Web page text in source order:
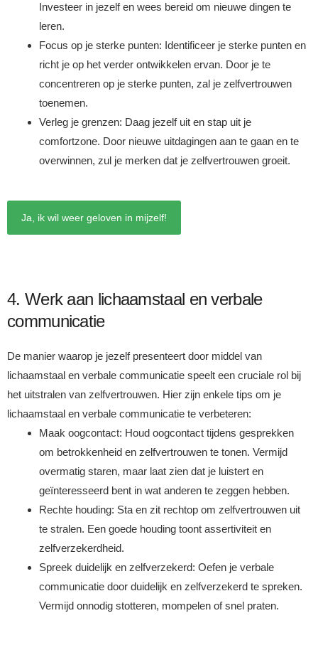
Investeer in jezelf en wees bereid om nieuwe dingen te
leren.
Focus op je sterke punten: Identificeer je sterke punten en
richt je op het verder ontwikkelen ervan. Door je te
concentreren op je sterke punten, zal je zelfvertrouwen
toenemen.
Verleg je grenzen: Daag jezelf uit en stap uit je
comfortzone. Door nieuwe uitdagingen aan te gaan en te
overwinnen, zul je merken dat je zelfvertrouwen groeit.
Ja, ik wil weer geloven in mijzelf!
4. Werk aan lichaamstaal en verbale
communicatie
De manier waarop je jezelf presenteert door middel van
lichaamstaal en verbale communicatie speelt een cruciale rol bij
het uitstralen van zelfvertrouwen. Hier zijn enkele tips om je
lichaamstaal en verbale communicatie te verbeteren:
Maak oogcontact: Houd oogcontact tijdens gesprekken
om betrokkenheid en zelfvertrouwen te tonen. Vermijd
overmatig staren, maar laat zien dat je luistert en
geïnteresseerd bent in wat anderen te zeggen hebben.
Rechte houding: Sta en zit rechtop om zelfvertrouwen uit
te stralen. Een goede houding toont assertiviteit en
zelfverzekerdheid.
Spreek duidelijk en zelfverzekerd: Oefen je verbale
communicatie door duidelijk en zelfverzekerd te spreken.
Vermijd onnodig stotteren, mompelen of snel praten.